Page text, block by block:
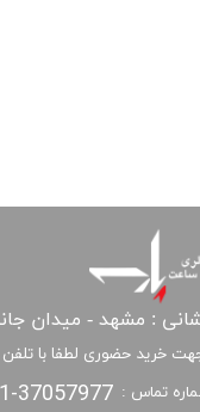
: مشهد - میدان
تماس : 37057977
خرید حضوری لطفا با